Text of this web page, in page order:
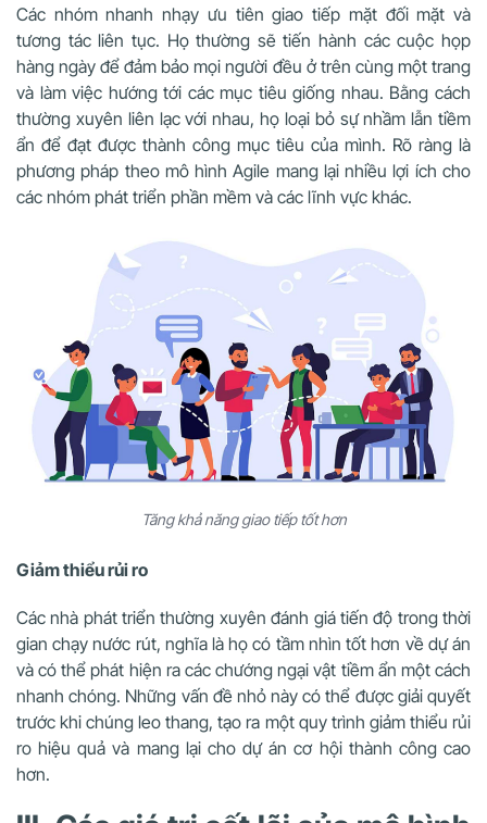
Các nhóm nhanh nhạy ưu tiên giao tiếp mặt đối mặt và
tương tác liên tục. Họ thường sẽ tiến hành các cuộc họp
hàng ngày để đảm bảo mọi người đều ở trên cùng một trang
và làm việc hướng tới các mục tiêu giống nhau. Bằng cách
thường xuyên liên lạc với nhau, họ loại bỏ sự nhầm lẫn tiềm
ẩn để đạt được thành công mục tiêu của mình. Rõ ràng là
phương pháp theo mô hình Agile mang lại nhiều lợi ích cho
các nhóm phát triển phần mềm và các lĩnh vực khác.
Tăng khả năng giao tiếp tốt hơn
Giảm thiểu rủi ro
Các nhà phát triển thường xuyên đánh giá tiến độ trong thời
gian chạy nước rút, nghĩa là họ có tầm nhìn tốt hơn về dự án
và có thể phát hiện ra các chướng ngại vật tiềm ẩn một cách
nhanh chóng. Những vấn đề nhỏ này có thể được giải quyết
trước khi chúng leo thang, tạo ra một quy trình giảm thiểu rủi
ro hiệu quả và mang lại cho dự án cơ hội thành công cao
hơn.